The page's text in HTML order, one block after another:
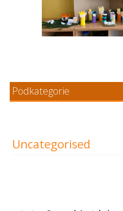
Podkategorie
Uncategorised